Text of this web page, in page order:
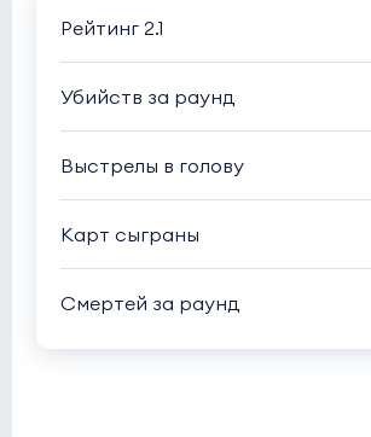
Рейтинг 2.1
Убийств за раунд
Выстрелы в голову
Карт сыграны
Смертей за раунд